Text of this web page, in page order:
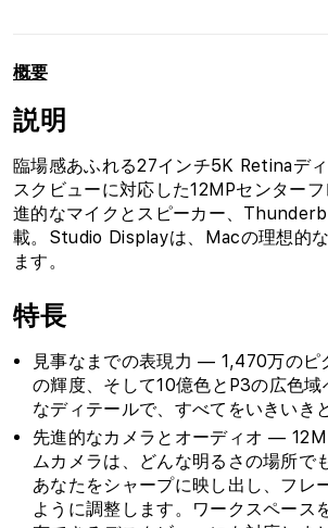
概要
説明
臨場感あふれる27インチ5K Retinaデ
スクビューに対応した12MPセンター
進的なマイクとスピーカー、
載。Studio Displayは、Macの理想的
ます。
特長
見事なまでの表現力 — 1,470万のピ
の輝度、そして10億色とP3の広色域
なディテールで、すべてをいきいき
先進的なカメラとオーディオ —
ムカメラは、どんな明るさの場所で
あなたをシャープに映し出し、フレ
ように調整します。ワークスペース